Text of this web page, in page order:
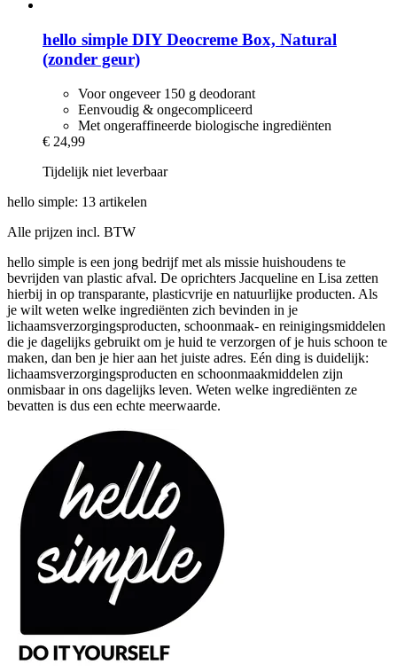
hello simple DIY Deocreme Box, Natural
(zonder geur)
Voor ongeveer 150 g deodorant
Eenvoudig & ongecompliceerd
Met ongeraffineerde biologische ingrediënten
€ 24,99
Tijdelijk niet leverbaar
hello simple: 13 artikelen
Alle prijzen incl. BTW
hello simple is een jong bedrijf met als missie huishoudens te
bevrijden van plastic afval. De oprichters Jacqueline en Lisa zetten
hierbij in op transparante, plasticvrije en natuurlijke producten. Als
je wilt weten welke ingrediënten zich bevinden in je
lichaamsverzorgingsproducten, schoonmaak- en reinigingsmiddelen
die je dagelijks gebruikt om je huid te verzorgen of je huis schoon te
maken, dan ben je hier aan het juiste adres. Eén ding is duidelijk:
lichaamsverzorgingsproducten en schoonmaakmiddelen zijn
onmisbaar in ons dagelijks leven. Weten welke ingrediënten ze
bevatten is dus een echte meerwaarde.